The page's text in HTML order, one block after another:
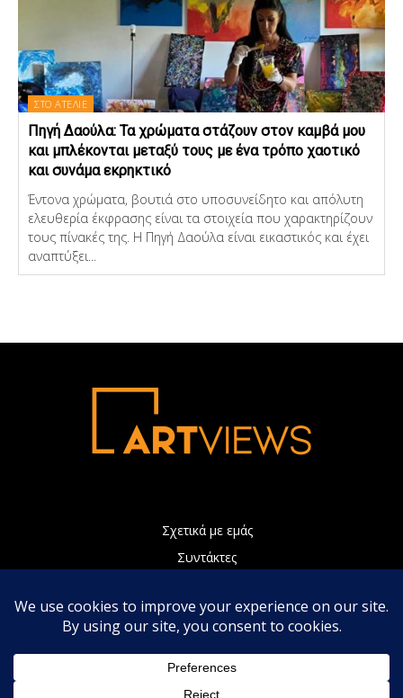
ΣΤΟ ΑΤΕΛΙΕ
Πηγή Δαούλα: Τα χρώματα στάζουν στον καμβά μου
και μπλέκονται μεταξύ τους με ένα τρόπο χαοτικό
και συνάμα εκρηκτικό
Έντονα χρώματα, βουτιά στο υποσυνείδητο και απόλυτη
ελευθερία έκφρασης είναι τα στοιχεία που χαρακτηρίζουν
τους πίνακές της. Η Πηγή Δαούλα είναι εικαστικός και έχει
αναπτύξει...
Σχετικά με εμάς
Συντάκτες
Πολιτική Απορρήτου
Επικοινωνία
Η ιστοσελίδα μας χρησιμοποιεί Cookies τα οποία συνεισφέρουν